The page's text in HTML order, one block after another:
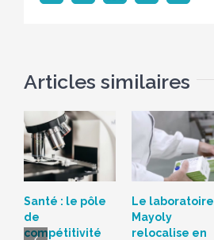
Articles similaires
Santé : le pôle
de
compétitivité
Le laboratoire
Mayoly
relocalise en